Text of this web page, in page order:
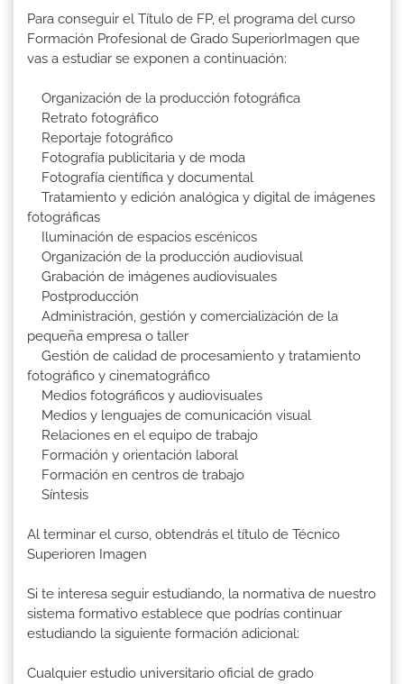
Para conseguir el Título de FP, el programa del curso
Formación Profesional de Grado SuperiorImagen que
vas a estudiar se exponen a continuación:
Organización de la producción fotográfica
Retrato fotográfico
Reportaje fotográfico
Fotografía publicitaria y de moda
Fotografía científica y documental
Tratamiento y edición analógica y digital de imágenes
fotográficas
Iluminación de espacios escénicos
Organización de la producción audiovisual
Grabación de imágenes audiovisuales
Postproducción
Administración, gestión y comercialización de la
pequeña empresa o taller
Gestión de calidad de procesamiento y tratamiento
fotográfico y cinematográfico
Medios fotográficos y audiovisuales
Medios y lenguajes de comunicación visual
Relaciones en el equipo de trabajo
Formación y orientación laboral
Formación en centros de trabajo
Síntesis
Al terminar el curso, obtendrás el título de Técnico
Superioren Imagen
Si te interesa seguir estudiando, la normativa de nuestro
sistema formativo establece que podrías continuar
estudiando la siguiente formación adicional:
Cualquier estudio universitario oficial de grado